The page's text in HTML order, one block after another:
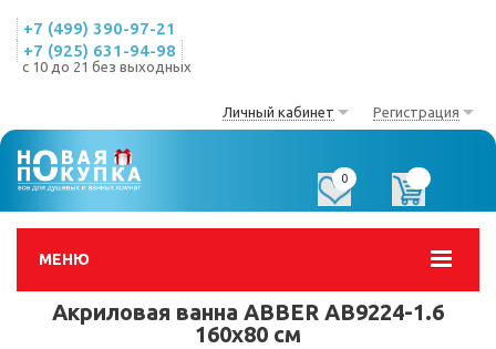
+7 (499) 390-97-21
+7 (925) 631-94-98
с 10 до 21 без выходных
Личный кабинет Регистрация
МЕНЮ
0
Акриловая ванна ABBER AB9224-1.6
160х80 см